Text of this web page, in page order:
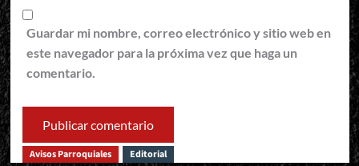
Guardar mi nombre, correo electrónico y sitio web en
este navegador para la próxima vez que haga un
comentario.
Avisos Parroquiales Editorial